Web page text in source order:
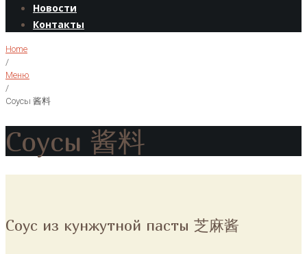
Новости
Контакты
Home
/
Меню
/
Соусы 酱料
Соусы 酱料
Соус из кунжутной пасты 芝麻酱